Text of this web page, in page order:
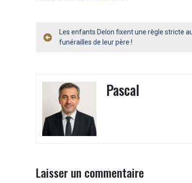
Navigation
Les enfants Delon fixent une règle stricte
funérailles de leur père !
Pascal
Laisser un commentaire